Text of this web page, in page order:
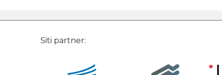
Siti partner: